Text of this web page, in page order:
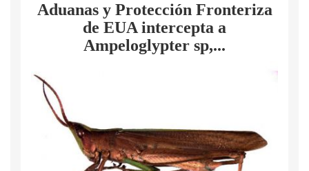
Aduanas y Protección Fronteriza
de EUA intercepta a
Ampeloglypter sp,...